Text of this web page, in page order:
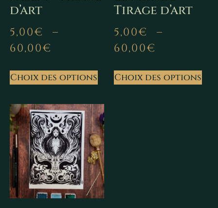
d’art
5,00€
–
60,00€
Choix des options
Tirage d’art
5,00€
–
60,00€
Choix des options